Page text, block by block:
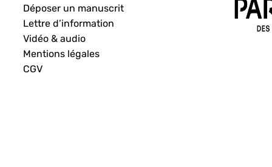
Déposer un manuscrit
Lettre d’information
Vidéo & audio
Mentions légales
CGV